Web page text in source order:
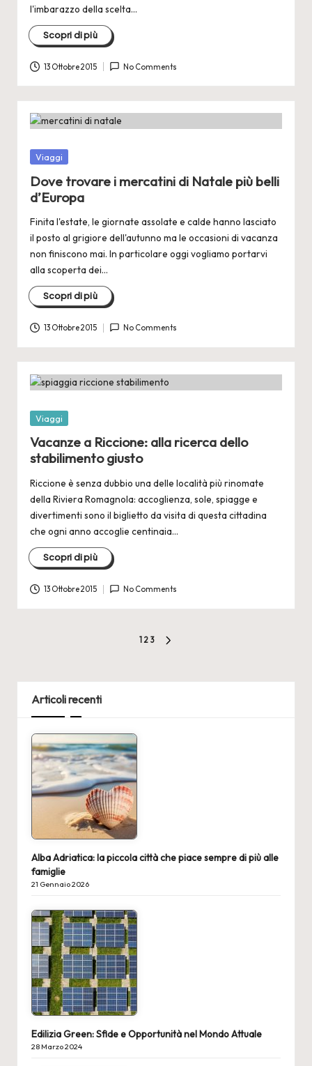
l'imbarazzo della scelta…
Scopri di più
13 Ottobre 2015 No Comments
Posted
Viaggi
Dove trovare i mercatini di Natale più belli
d’Europa
Finita l'estate, le giornate assolate e calde hanno lasciato
il posto al grigiore dell'autunno ma le occasioni di vacanza
non finiscono mai. In particolare oggi vogliamo portarvi
alla scoperta dei…
Scopri di più
13 Ottobre 2015 No Comments
Posted
Viaggi
Vacanze a Riccione: alla ricerca dello
stabilimento giusto
Riccione è senza dubbio una delle località più rinomate
della Riviera Romagnola: accoglienza, sole, spiagge e
divertimenti sono il biglietto da visita di questa cittadina
che ogni anno accoglie centinaia…
Scopri di più
13 Ottobre 2015 No Comments
articoli
1 2 3
Articoli recenti
Alba Adriatica: la piccola città che piace sempre di più alle
famiglie
21 Gennaio 2026
Edilizia Green: Sfide e Opportunità nel Mondo Attuale
28 Marzo 2024